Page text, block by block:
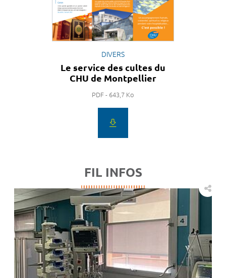
DIVERS
Le service des cultes du
CHU de Montpellier
PDF - 643,7 Ko
FIL INFOS